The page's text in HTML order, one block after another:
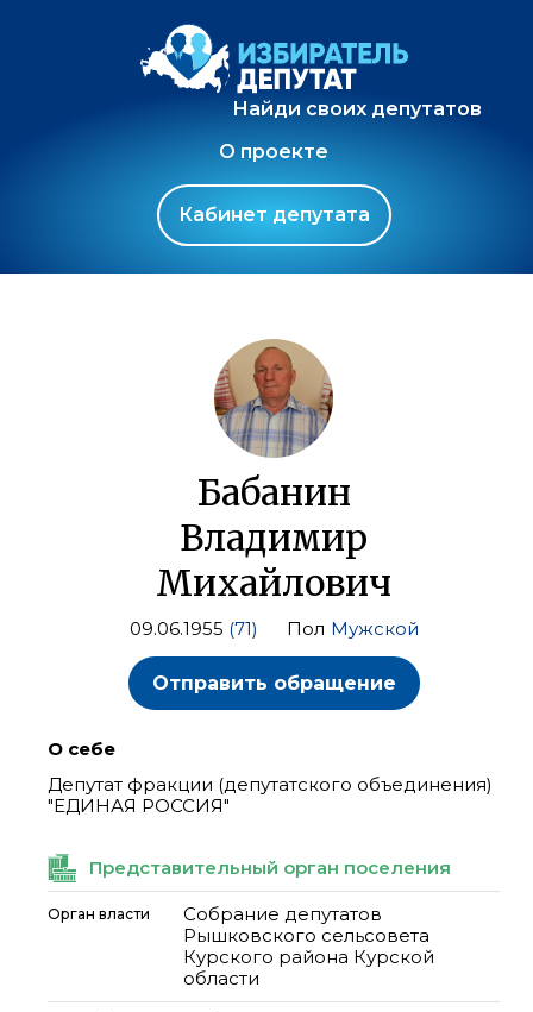
Найди своих депутатов
О проекте
Кабинет депутата
Бабанин
Владимир
Михайлович
09.06.1955 (71) Пол Мужской
Отправить обращение
О себе
Депутат фракции (депутатского объединения)
"ЕДИНАЯ РОССИЯ"
Представительный орган поселения
Орган власти
Собрание депутатов
Рышковского сельсовета
Курского района Курской
области